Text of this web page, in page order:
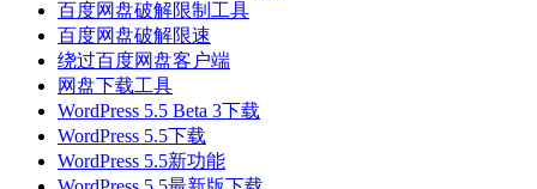
百度网盘破解限制工具
百度网盘破解限速
绕过百度网盘客户端
网盘下载工具
WordPress 5.5 Beta 3下载
WordPress 5.5下载
WordPress 5.5新功能